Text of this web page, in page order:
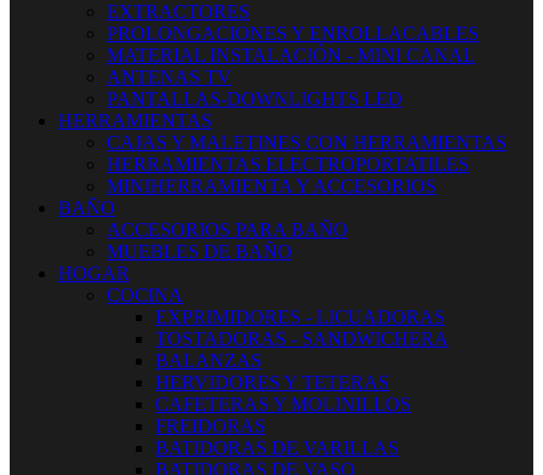
EXTRACTORES
PROLONGACIONES Y ENROLLACABLES
MATERIAL INSTALACIÓN - MINI CANAL
ANTENAS TV
PANTALLAS-DOWNLIGHTS LED
HERRAMIENTAS
CAJAS Y MALETINES CON HERRAMIENTAS
HERRAMIENTAS ELECTROPORTATILES
MINIHERRAMIENTA Y ACCESORIOS
BAÑO
ACCESORIOS PARA BAÑO
MUEBLES DE BAÑO
HOGAR
COCINA
EXPRIMIDORES - LICUADORAS
TOSTADORAS - SANDWICHERA
BALANZAS
HERVIDORES Y TETERAS
CAFETERAS Y MOLINILLOS
FREIDORAS
BATIDORAS DE VARILLAS
BATIDORAS DE VASO